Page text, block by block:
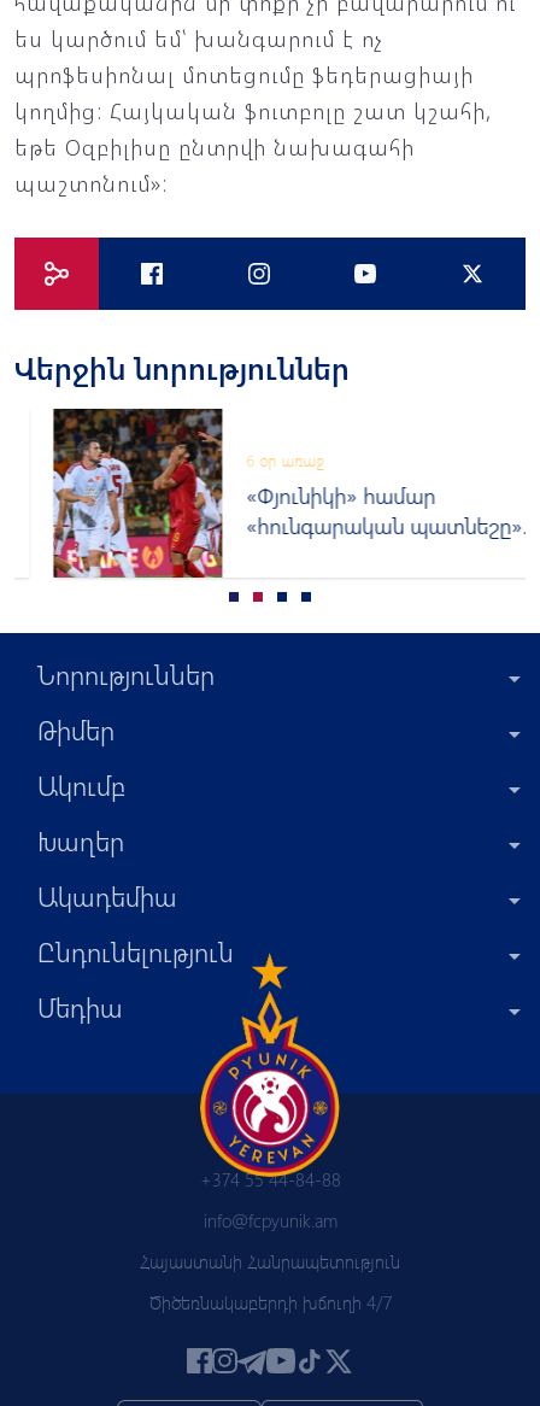
ես կարծում եմ՝ խանգարում է ոչ
պրոֆեսիոնալ մոտեցումը ֆեդերացիայի
կողմից: Հայկական ֆուտբոլը շատ կշահի,
եթե Օզբիլիսը ընտրվի նախագահի
պաշտոնում»:
Վերջին նորություններ
6 օր առաջ
«Փյունիկի» համար
«հունգարական պատնեշը»
կրկին մնաց անանցանելի
Նորություններ
Թիմեր
Ակումբ
Խաղեր
Ակադեմիա
Ընդունելություն
Մեդիա
+374 55 44-84-88
info@fcpyunik.am
Հայաստանի Հանրապետություն
Ծիծեռնակաբերդի խճուղի 4/7